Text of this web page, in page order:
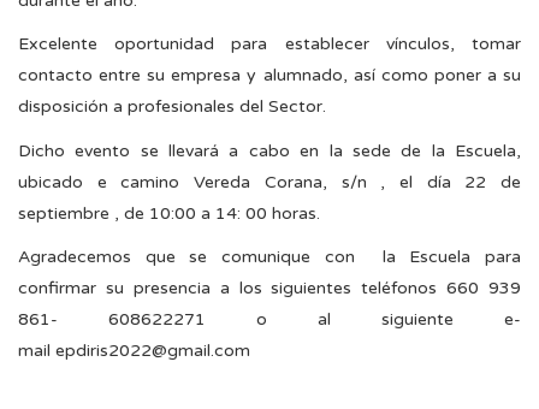
Excelente oportunidad para establecer vínculos, tomar
contacto entre su empresa y alumnado, así como poner a su
disposición a profesionales del Sector.
Dicho evento se llevará a cabo en la sede de la Escuela,
ubicado e camino Vereda Corana, s/n , el día 22 de
septiembre , de 10:00 a 14: 00 horas.
Agradecemos que se comunique con la Escuela para
confirmar su presencia a los siguientes teléfonos 660 939
861- 608622271 o al siguiente e-
mail epdiris2022@gmail.com